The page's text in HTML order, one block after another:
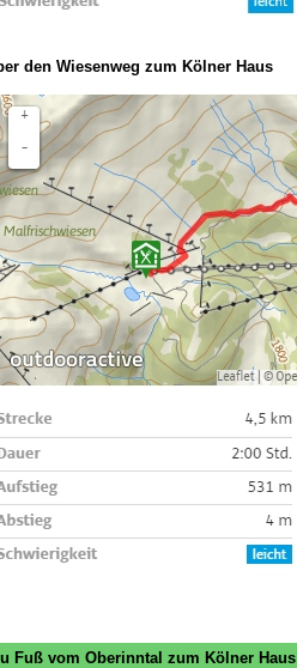
den Wiesenweg zum Kölner Haus
Fuß vom Oberinntal zum Kölner Haus